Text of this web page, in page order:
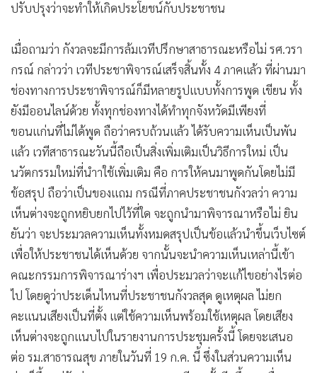
ปรับปรุงว่าจะทำให้เกิดประโยชน์กับประชาชน
เมื่อถามว่า กังวลจะมีการล้มเวทีปรึกษาสาธารณะหรือไม่ รศ.วรา
กรณ์ กล่าวว่า เวทีประชาพิจารณ์เสร็จสิ้นทั้ง 4 ภาคแล้ว ที่ผ่านมา
ช่องทางการประชาพิจารณ์ก็มีหลายรูปแบบทั้งการพูด เขียน ทั้ง
ยังมีออนไลน์ด้วย ทั้งทุกช่องทางได้ทำทุกจังหวัดมีเพียงที่
ขอนแก่นที่ไม่ได้พูด ถือว่าครบถ้วนแล้ว ได้รับความเห็นเป็นพัน
แล้ว เวทีสาธารณะวันนี้ถือเป็นสิ่งเพิ่มเติมเป็นวิธีการใหม่ เป็น
นวัตกรรมใหม่ที่นำาใช้เพิ่มเติม คือ การให้คนมาพูดกันโดยไม่มี
ข้อสรุป ถือว่าเป็นของแถม กรณีที่ภาคประชาชนกังวลว่า ความ
เห็นต่างจะถูกหยิบยกไปไว้ที่ใด จะถูกนำมาพิจารณาหรือไม่ ยิน
ยันว่า จะประมวลความเห็นทั้งหมดสรุปเป็นข้อแล้วนำขึ้นเว็บไซต์
เพื่อให้ประชาชนได้เห็นด้วย จากนั้นจะนำความเห็นเหล่านี้เข้า
คณะกรรมการพิจารณาร่างฯ เพื่อประมวลว่าจะแก้ไขอย่างไรต่อ
ไป โดยดูว่าประเด็นไหนที่ประชาชนกังวลสุด ดูเหตุผล ไม่ยก
คะแนนเสียงเป็นที่ตั้ง แต่ใช้ความเห็นพร้อมใช้เหตุผล โดยเสียง
เห็นต่างจะถูกแนบไปในรายงานการประชุมครั้งนี้ โดยจะเสนอ
ต่อ รม.สาธารณสุข ภายในวันที่ 19 ก.ค. นี้ ซึ่งในส่วนความเห็น